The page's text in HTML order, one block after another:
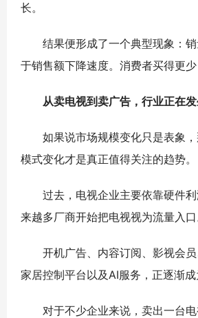
长。
结果便形成了一个典型现象：
于销售额下降速度。消费者买得更少
从卖电视到卖广告，行业正在
如果说市场规模变化只是表象
模式变化才是真正值得关注的趋势。
过去，电视企业主要依靠硬件
来越多厂商开始把电视视为流量入口
开机广告、内容订阅、影视会
家居控制平台以及AI服务，正逐渐成
对于不少企业来说，卖出一台